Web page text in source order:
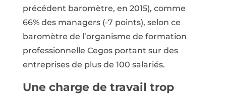
précédent baromètre, en 2015), comme
66% des managers (-7 points), selon ce
baromètre de l’organisme de formation
professionnelle Cegos portant sur des
entreprises de plus de 100 salariés.
Une charge de travail trop